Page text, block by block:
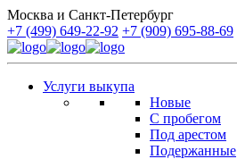
Москва и Санкт-Петербург
+7 (499) 649-22-92 +7 (909) 695-88-69
Услуги выкупа
Новые
С пробегом
Под арестом
Подержанные